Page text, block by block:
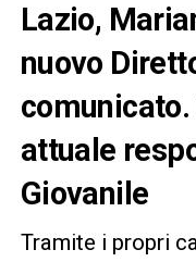
Lazio,
nuovo
comunicato.
attuale
Giovanile
Tramite i propri